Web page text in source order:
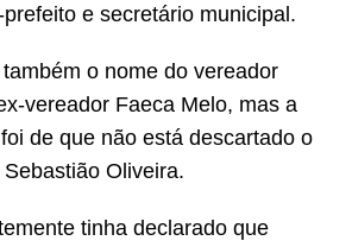
e secretário municipal.
o nome do vereador
vereador Faeca Melo, mas a
de que não está descartado o
Oliveira.
tinha declarado que